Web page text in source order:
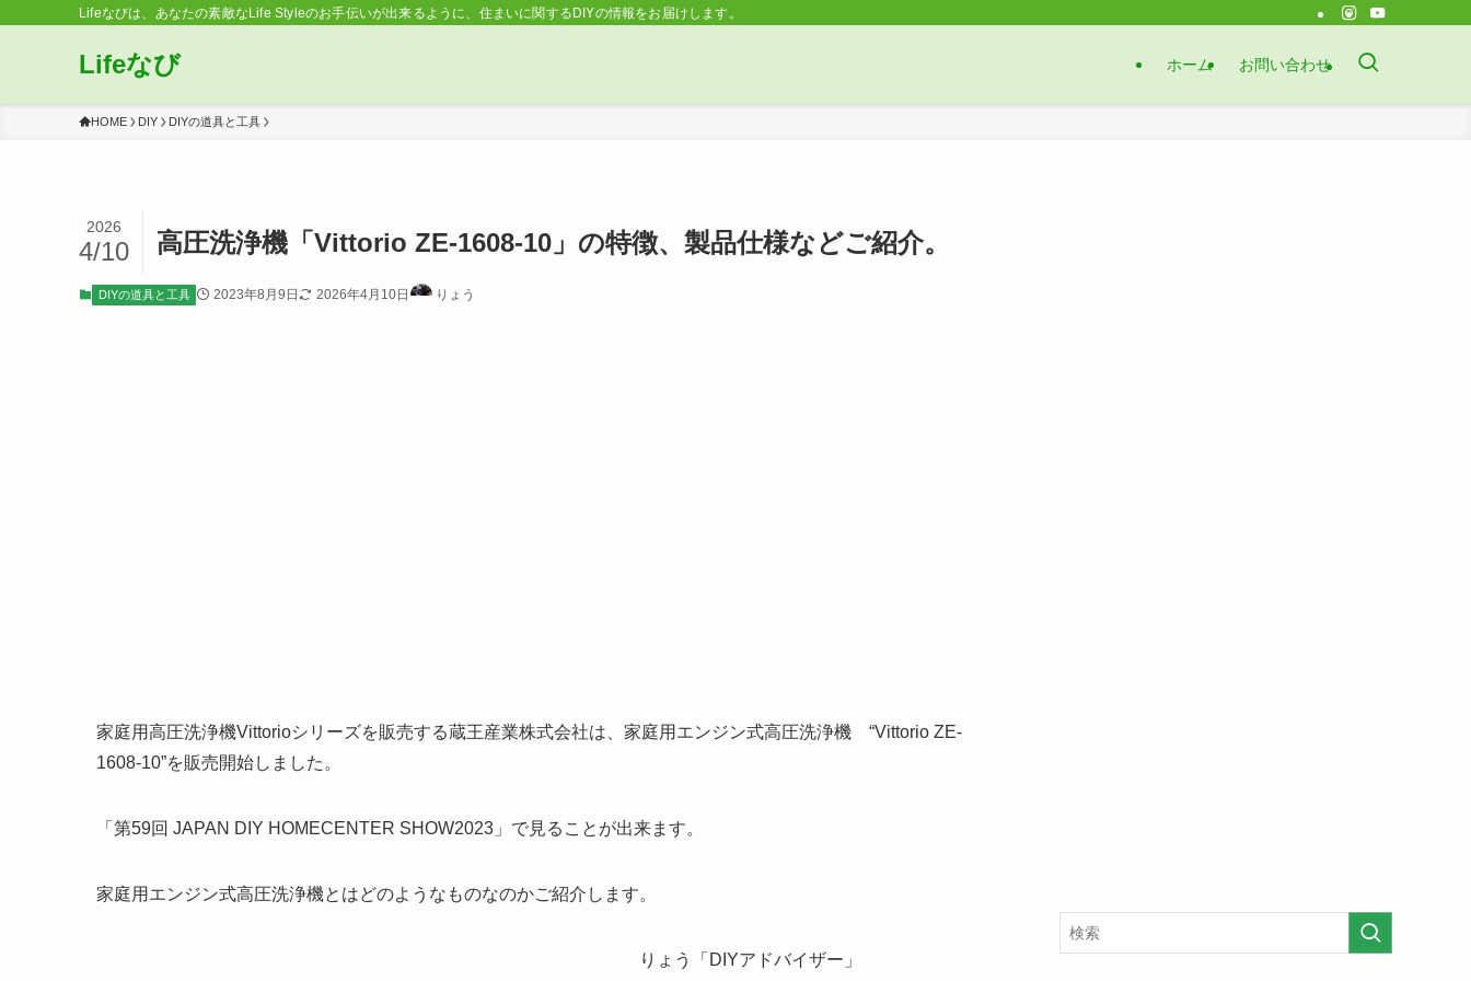
Lifeなびは、あなたの素敵なLife Styleのお手伝いが出来るように、住まいに関するDIYの情報をお届けします。 | Lifeなび
Lifeなび ホーム お問い合わせ
HOME DIY DIYの道具と工具
高圧洗浄機「Vittorio ZE-1608-10」の特徴、製品仕様などご紹介。
2026
4/10
DIYの道具と工具 2023年8月9日 2026年4月10日 りょう
家庭用高圧洗浄機Vittorioシリーズを販売する蔵王産業株式会社は、家庭用エンジン式高圧洗浄機 “Vittorio ZE-
1608-10”を販売開始しました。
「第59回 JAPAN DIY HOMECENTER SHOW2023」で見ることが出来ます。
家庭用エンジン式高圧洗浄機とはどのようなものなのかご紹介します。
りょう「DIYアドバイザー」